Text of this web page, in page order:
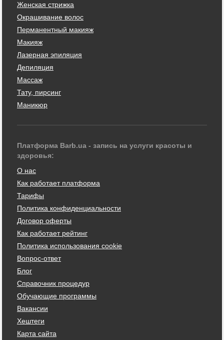
Женская стрижка
Окрашивание волос
Перманентный макияж
Макияж
Лазерная эпиляция
Депиляция
Массаж
Тату, пирсинг
Маникюр
Платформа Barb.ua - запись на услуги красоты и
здоровья:
О нас
Как работает платформа
Тарифы
Политика конфиденциальности
Договор оферты
Как работает рейтинг
Политика использования cookie
Вопрос-ответ
Блог
Справочник процедур
Обучающие программы
Вакансии
Хештеги
Карта сайта